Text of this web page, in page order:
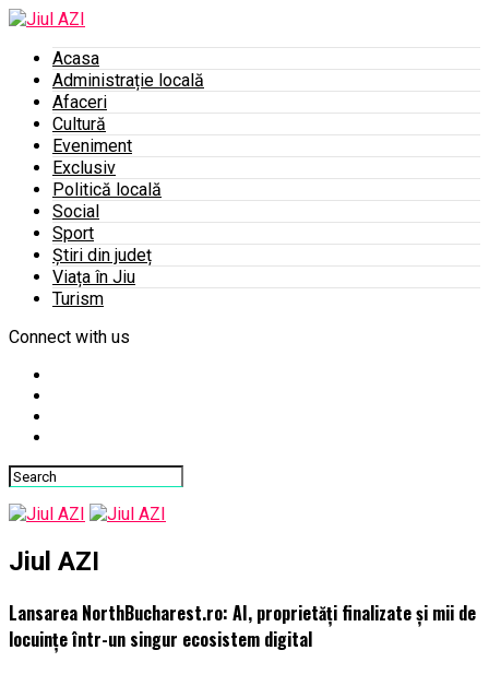
Acasa
Administrație locală
Afaceri
Cultură
Eveniment
Exclusiv
Politică locală
Social
Sport
Știri din județ
Viața în Jiu
Turism
Connect with us
Jiul AZI
Lansarea NorthBucharest.ro: AI, proprietăți finalizate și mii de
locuințe într-un singur ecosistem digital